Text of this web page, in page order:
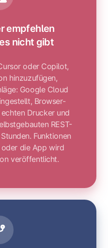
empfehlen
nicht gibt
oder Copilot,
hinzuzufügen,
Google Cloud
Browser-
Drucker und
REST-
Funktionen
die App wird
veröffentlicht.